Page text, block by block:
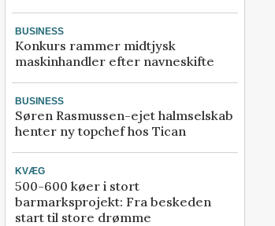
BUSINESS
Konkurs rammer midtjysk
maskinhandler efter navneskifte
BUSINESS
Søren Rasmussen-ejet halmselskab
henter ny topchef hos Tican
KVÆG
500-600 køer i stort
barmarksprojekt: Fra beskeden
start til store drømme